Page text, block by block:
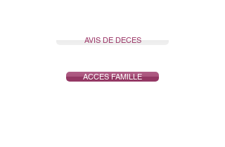
AVIS DE DECES
ACCES FAMILLE